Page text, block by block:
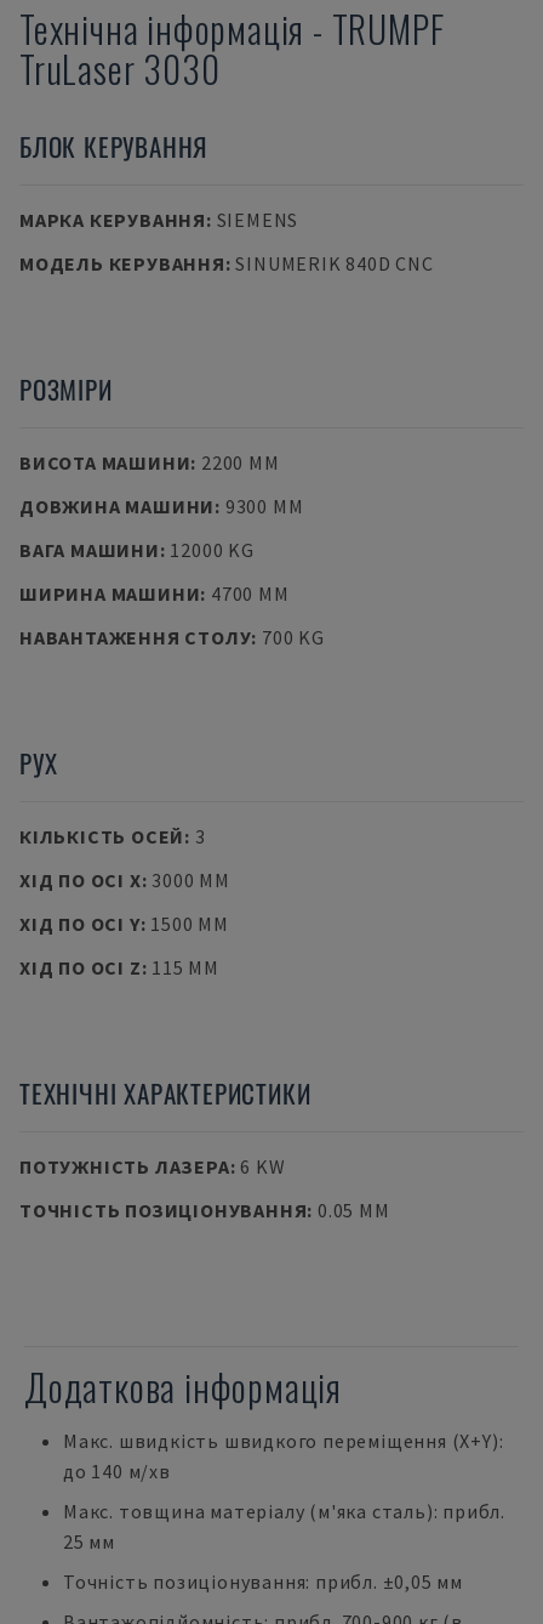
Технічна інформація - TRUMPF
TruLaser 3030
БЛОК КЕРУВАННЯ
МАРКА КЕРУВАННЯ: SIEMENS
МОДЕЛЬ КЕРУВАННЯ:SINUMERIK 840D CNC
РОЗМІРИ
ВИСОТА МАШИНИ: 2200 MM
ДОВЖИНА МАШИНИ: 9300 MM
ВАГА МАШИНИ: 12000 KG
ШИРИНА МАШИНИ: 4700 MM
НАВАНТАЖЕННЯ СТОЛУ: 700 KG
РУХ
КІЛЬКІСТЬ ОСЕЙ: 3
ХІД ПО ОСІ X: 3000 MM
ХІД ПО ОСІ Y: 1500 MM
ХІД ПО ОСІ Z: 115 MM
ТЕХНІЧНІ ХАРАКТЕРИСТИКИ
ПОТУЖНІСТЬ ЛАЗЕРА: 6 KW
ТОЧНІСТЬ ПОЗИЦІОНУВАННЯ: 0.05 ΜM
Додаткова інформація
Макс. швидкість швидкого переміщення (X+Y):
до 140 м/хв
Макс. товщина матеріалу (м'яка сталь): прибл.
25 мм
Точність позиціонування: прибл. ±0,05 мм